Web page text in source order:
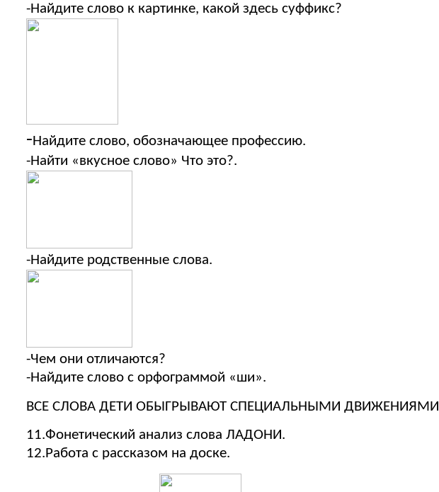
-Найдите слово к картинке, какой здесь суффикс?
-Найдите слово, обозначающее профессию.
-Найти «вкусное слово» Что это?.
-Найдите родственные слова.
-Чем они отличаются?
-Найдите слово с орфограммой «ши».
ВСЕ СЛОВА ДЕТИ ОБЫГРЫВАЮТ СПЕЦИАЛЬНЫМИ ДВИЖЕНИЯМИ
11.Фонетический анализ слова ЛАДОНИ.
12.Работа с рассказом на доске.